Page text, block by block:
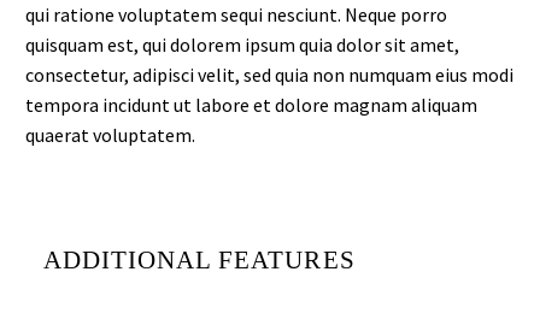
qui ratione voluptatem sequi nesciunt. Neque porro
quisquam est, qui dolorem ipsum quia dolor sit amet,
consectetur, adipisci velit, sed quia non numquam eius modi
tempora incidunt ut labore et dolore magnam aliquam
quaerat voluptatem.
ADDITIONAL FEATURES